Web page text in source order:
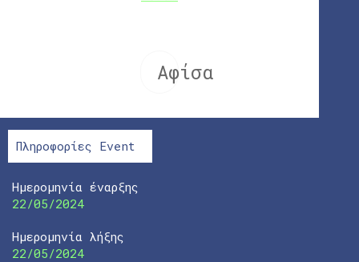
Αφίσα
Πληροφορίες Event
Ημερομηνία έναρξης
22/05/2024
Ημερομηνία λήξης
22/05/2024